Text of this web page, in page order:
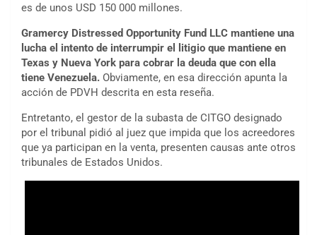
es de unos USD 150 000 millones.
Gramercy Distressed Opportunity Fund LLC mantiene una
lucha el intento de interrumpir el litigio que mantiene en
Texas y Nueva York para cobrar la deuda que con ella
tiene Venezuela. Obviamente, en esa dirección apunta la
acción de PDVH descrita en esta reseña.
Entretanto, el gestor de la subasta de CITGO designado
por el tribunal pidió al juez que impida que los acreedores
que ya participan en la venta, presenten causas ante otros
tribunales de Estados Unidos.